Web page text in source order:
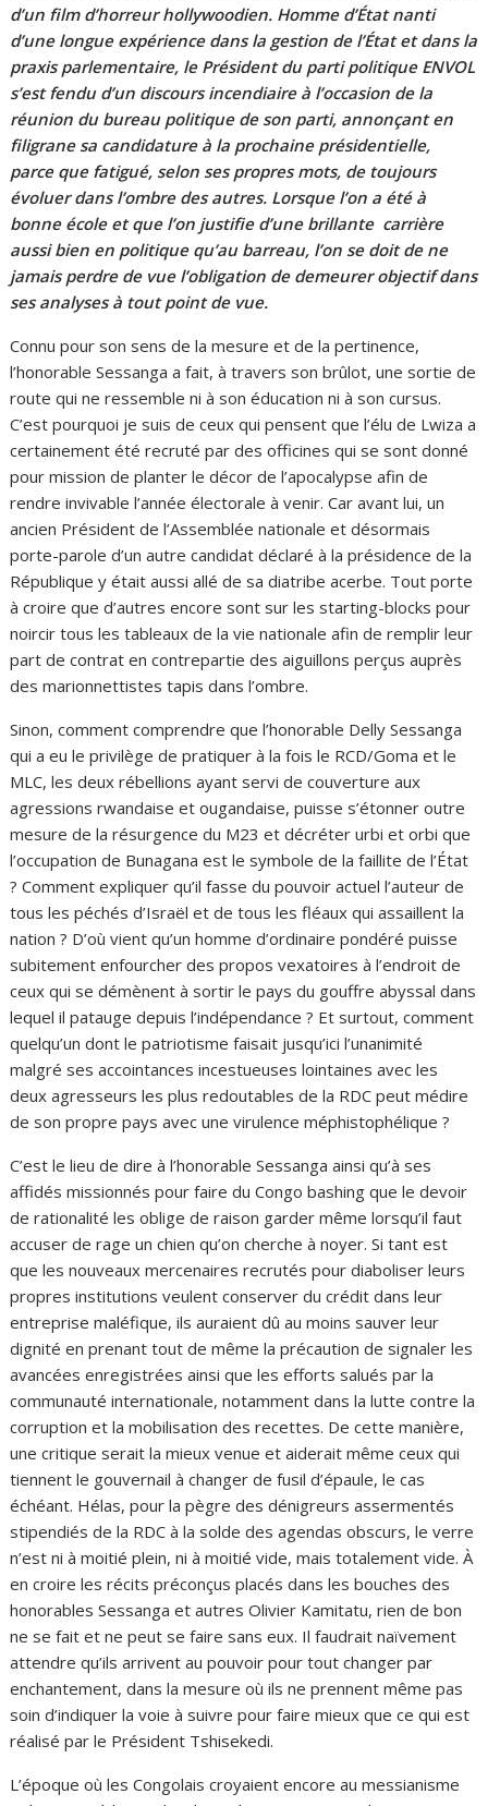
d’un film d’horreur hollywoodien. Homme d’État nanti
d’une longue expérience dans la gestion de l’État et dans la
praxis parlementaire, le Président du parti politique ENVOL
s’est fendu d’un discours incendiaire à l’occasion de la
réunion du bureau politique de son parti, annonçant en
filigrane sa candidature à la prochaine présidentielle,
parce que fatigué, selon ses propres mots, de toujours
évoluer dans l’ombre des autres. Lorsque l’on a été à
bonne école et que l’on justifie d’une brillante carrière
aussi bien en politique qu’au barreau, l’on se doit de ne
jamais perdre de vue l’obligation de demeurer objectif dans
ses analyses à tout point de vue.
Connu pour son sens de la mesure et de la pertinence,
l’honorable Sessanga a fait, à travers son brûlot, une sortie de
route qui ne ressemble ni à son éducation ni à son cursus.
C’est pourquoi je suis de ceux qui pensent que l’élu de Lwiza a
certainement été recruté par des officines qui se sont donné
pour mission de planter le décor de l’apocalypse afin de
rendre invivable l’année électorale à venir. Car avant lui, un
ancien Président de l’Assemblée nationale et désormais
porte-parole d’un autre candidat déclaré à la présidence de la
République y était aussi allé de sa diatribe acerbe. Tout porte
à croire que d’autres encore sont sur les starting-blocks pour
noircir tous les tableaux de la vie nationale afin de remplir leur
part de contrat en contrepartie des aiguillons perçus auprès
des marionnettistes tapis dans l’ombre.
Sinon, comment comprendre que l’honorable Delly Sessanga
qui a eu le privilège de pratiquer à la fois le RCD/Goma et le
MLC, les deux rébellions ayant servi de couverture aux
agressions rwandaise et ougandaise, puisse s’étonner outre
mesure de la résurgence du M23 et décréter urbi et orbi que
l’occupation de Bunagana est le symbole de la faillite de l’État
? Comment expliquer qu’il fasse du pouvoir actuel l’auteur de
tous les péchés d’Israël et de tous les fléaux qui assaillent la
nation ? D’où vient qu’un homme d’ordinaire pondéré puisse
subitement enfourcher des propos vexatoires à l’endroit de
ceux qui se démènent à sortir le pays du gouffre abyssal dans
lequel il patauge depuis l’indépendance ? Et surtout, comment
quelqu’un dont le patriotisme faisait jusqu’ici l’unanimité
malgré ses accointances incestueuses lointaines avec les
deux agresseurs les plus redoutables de la RDC peut médire
de son propre pays avec une virulence méphistophélique ?
C’est le lieu de dire à l’honorable Sessanga ainsi qu’à ses
affidés missionnés pour faire du Congo bashing que le devoir
de rationalité les oblige de raison garder même lorsqu’il faut
accuser de rage un chien qu’on cherche à noyer. Si tant est
que les nouveaux mercenaires recrutés pour diaboliser leurs
propres institutions veulent conserver du crédit dans leur
entreprise maléfique, ils auraient dû au moins sauver leur
dignité en prenant tout de même la précaution de signaler les
avancées enregistrées ainsi que les efforts salués par la
communauté internationale, notamment dans la lutte contre la
corruption et la mobilisation des recettes. De cette manière,
une critique serait la mieux venue et aiderait même ceux qui
tiennent le gouvernail à changer de fusil d’épaule, le cas
échéant. Hélas, pour la pègre des dénigreurs assermentés
stipendiés de la RDC à la solde des agendas obscurs, le verre
n’est ni à moitié plein, ni à moitié vide, mais totalement vide. À
en croire les récits préconçus placés dans les bouches des
honorables Sessanga et autres Olivier Kamitatu, rien de bon
ne se fait et ne peut se faire sans eux. Il faudrait naïvement
attendre qu’ils arrivent au pouvoir pour tout changer par
enchantement, dans la mesure où ils ne prennent même pas
soin d’indiquer la voie à suivre pour faire mieux que ce qui est
réalisé par le Président Tshisekedi.
L’époque où les Congolais croyaient encore au messianisme